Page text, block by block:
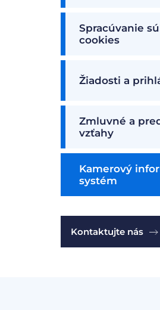
Spracúvanie
cookies
Žiadosti a
Zmluvné a
vzťahy
Kamerový
systém
Kontaktujte nás